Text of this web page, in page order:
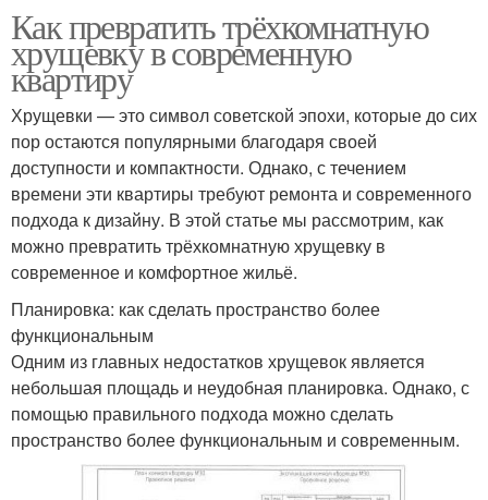
Как превратить трёхкомнатную
хрущевку в современную
квартиру
Хрущевки — это символ советской эпохи, которые до сих
пор остаются популярными благодаря своей
доступности и компактности. Однако, с течением
времени эти квартиры требуют ремонта и современного
подхода к дизайну. В этой статье мы рассмотрим, как
можно превратить трёхкомнатную хрущевку в
современное и комфортное жильё.
Планировка: как сделать пространство более
функциональным
Одним из главных недостатков хрущевок является
небольшая площадь и неудобная планировка. Однако, с
помощью правильного подхода можно сделать
пространство более функциональным и современным.